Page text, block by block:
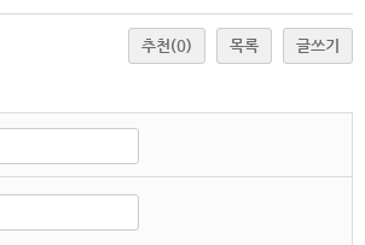
추천(0) 목록 글쓰기